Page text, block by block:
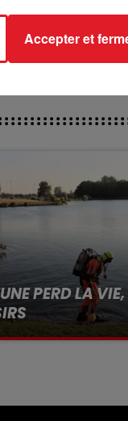
PERD LA
pic
Accepter et